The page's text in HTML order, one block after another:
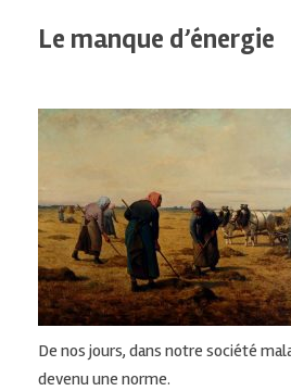
Le manque d’énergie
De nos jours, dans notre société
devenu une norme.